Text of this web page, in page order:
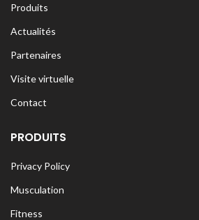
Produits
Actualités
Partenaires
Visite virtuelle
Contact
PRODUITS
Privacy Policy
Musculation
Fitness